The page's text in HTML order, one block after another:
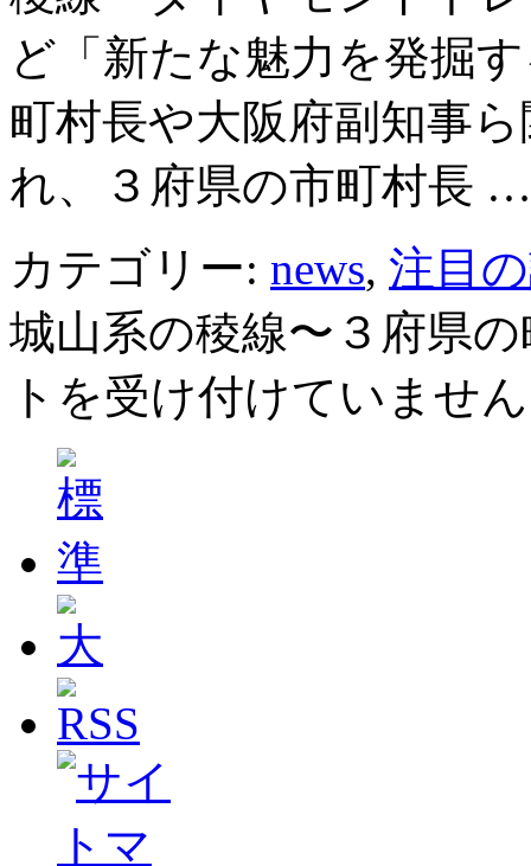
ど「新たな魅力を発掘
町村長や大阪府副知事
れ、３府県の市町村長
カテゴリー: news, 注目
城山系の稜線〜３府県
トを受け付けていません